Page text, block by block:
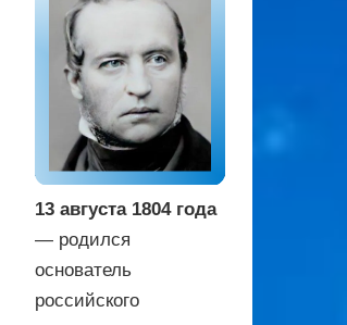
13 августа 1804 года
— родился
основатель
российского